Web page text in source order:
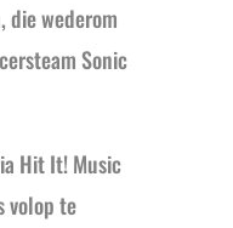
die wederom
Sonic
Hit It! Music
volop te